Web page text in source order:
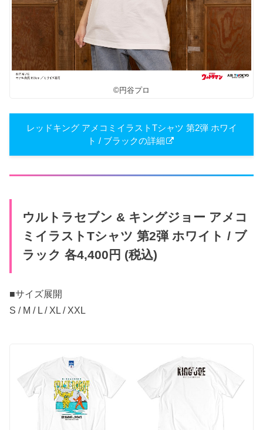
©円谷プロ
レッドキング アメコミイラストTシャツ 第2弾 ホワイ
ト / ブラックの詳細
ウルトラセブン & キングジョー アメコ
ミイラストTシャツ 第2弾 ホワイト / ブ
ラック 各4,400円 (税込)
■サイズ展開
S / M / L / XL / XXL